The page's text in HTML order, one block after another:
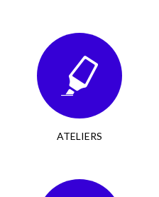
ATELIERS